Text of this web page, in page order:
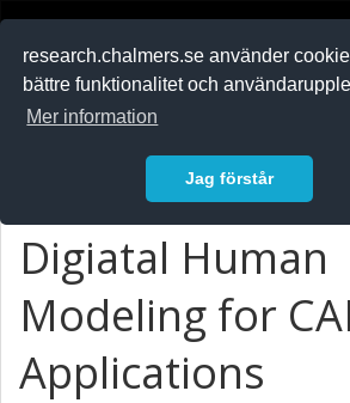
research.chalmers.se använder
bättre funktionalitet och
Mer information
Jag förstår
Digiatal Human
Modeling for
Applications